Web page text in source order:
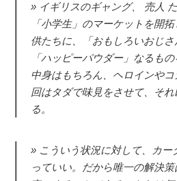
イギリスのギャング、 売人
「小学生」のマーケットを開
供たちに、「おもしろいおじさ
「ハッピーパウダー」なるも
中身はもちろん、ヘロインや
回はタダで味見をさせて、そ
る。
こういう状況に対して、カ
っていい。だから唯一の解決